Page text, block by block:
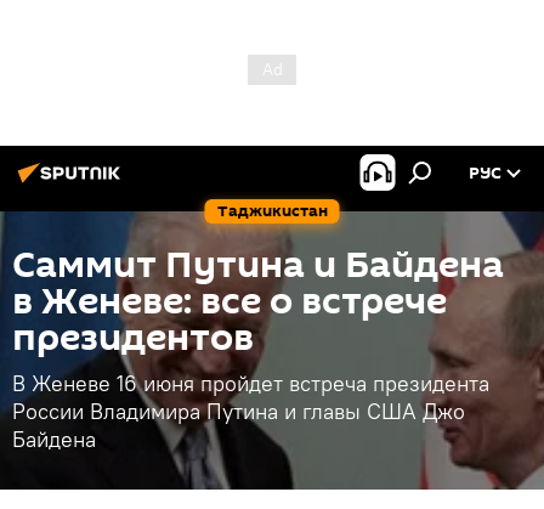
Таджикистан
РУС
Саммит Путина и Байдена
в Женеве: все о встрече
президентов
В Женеве 16 июня пройдет встреча президента
России Владимира Путина и главы США Джо
Байдена